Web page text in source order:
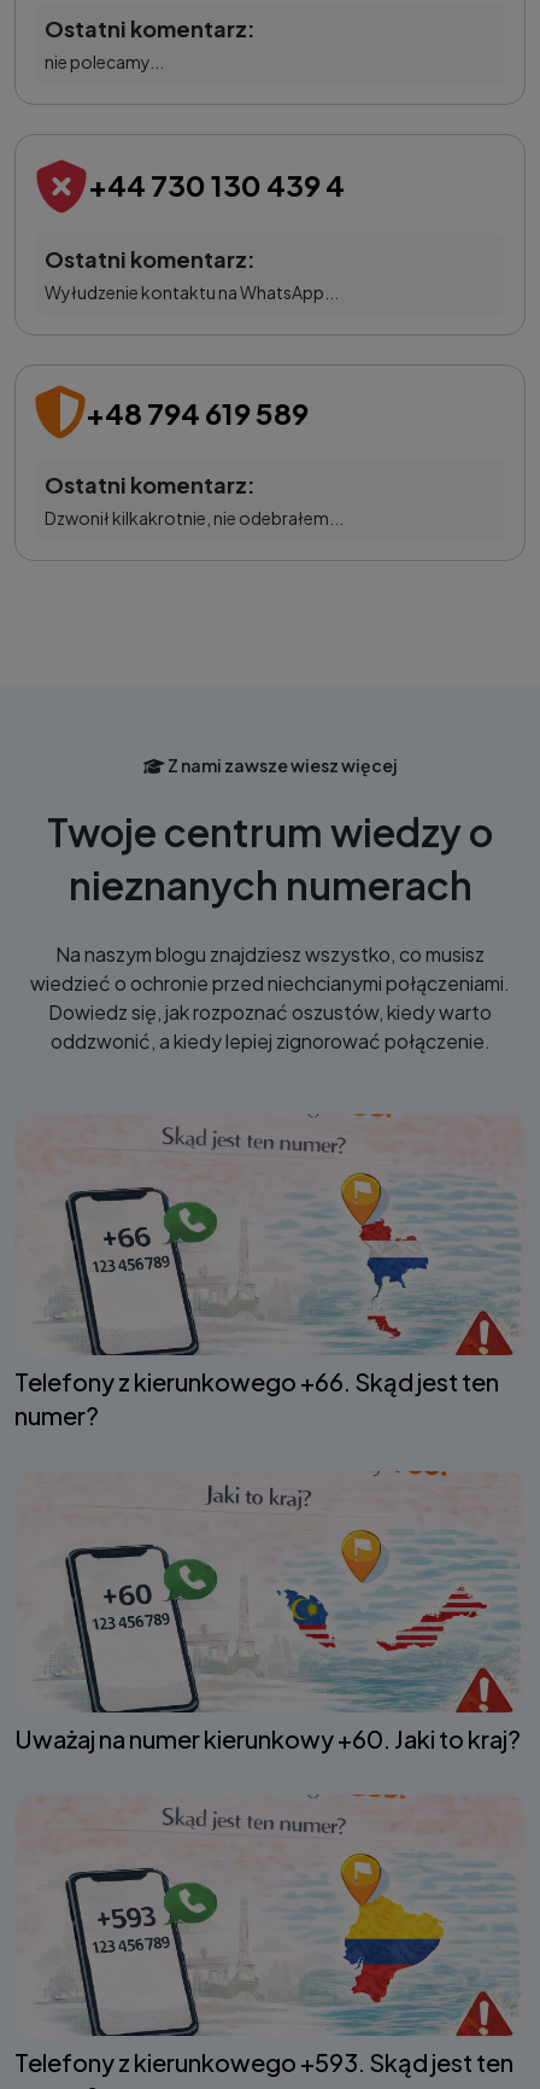
Ostatni komentarz:
nie polecamy...
+44 730 130 439 4
Ostatni komentarz:
Wyłudzenie kontaktu na WhatsApp...
+48 794 619 589
Ostatni komentarz:
Dzwonił kilkakrotnie, nie odebrałem...
Z nami zawsze wiesz więcej
Twoje centrum wiedzy o
nieznanych numerach
Na naszym blogu znajdziesz wszystko, co musisz
wiedzieć o ochronie przed niechcianymi połączeniami.
Dowiedz się, jak rozpoznać oszustów, kiedy warto
oddzwonić, a kiedy lepiej zignorować połączenie.
Telefony z kierunkowego +66. Skąd jest ten
numer?
Uważaj na numer kierunkowy +60. Jaki to kraj?
Telefony z kierunkowego +593. Skąd jest ten